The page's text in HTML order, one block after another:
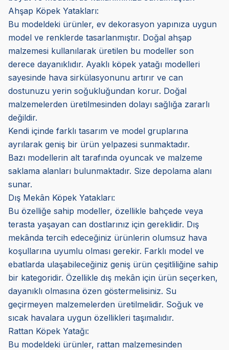
Ahşap Köpek Yatakları:
Bu modeldeki ürünler, ev dekorasyon yapınıza uygun
model ve renklerde tasarlanmıştır. Doğal ahşap
malzemesi kullanılarak üretilen bu modeller son
derece dayanıklıdır. Ayaklı köpek yatağı modelleri
sayesinde hava sirkülasyonunu artırır ve can
dostunuzu yerin soğukluğundan korur. Doğal
malzemelerden üretilmesinden dolayı sağlığa zararlı
değildir.
Kendi içinde farklı tasarım ve model gruplarına
ayrılarak geniş bir ürün yelpazesi sunmaktadır.
Bazı modellerin alt tarafında oyuncak ve malzeme
saklama alanları bulunmaktadır. Size depolama alanı
sunar.
Dış Mekân Köpek Yatakları:
Bu özelliğe sahip modeller, özellikle bahçede veya
terasta yaşayan can dostlarınız için gereklidir. Dış
mekânda tercih edeceğiniz ürünlerin olumsuz hava
koşullarına uyumlu olması gerekir. Farklı model ve
ebatlarda ulaşabileceğiniz geniş ürün çeşitliliğine sahip
bir kategoridir. Özellikle dış mekân için ürün seçerken,
dayanıklı olmasına özen göstermelisiniz. Su
geçirmeyen malzemelerden üretilmelidir. Soğuk ve
sıcak havalara uygun özellikleri taşımalıdır.
Rattan Köpek Yatağı:
Bu modeldeki ürünler, rattan malzemesinden